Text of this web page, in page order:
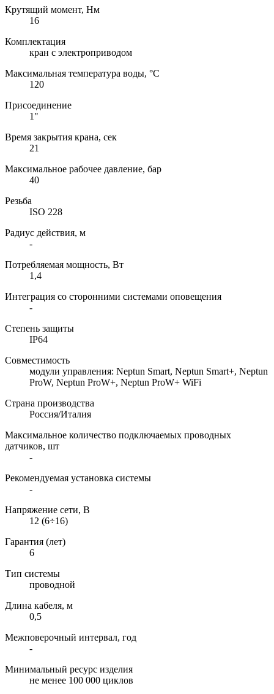
Крутящий момент, Нм
16
Комплектация
кран с электроприводом
Максимальная температура воды, °C
120
Присоединение
1"
Время закрытия крана, сек
21
Максимальное рабочее давление, бар
40
Резьба
ISO 228
Радиус действия, м
-
Потребляемая мощность, Вт
1,4
Интеграция со сторонними системами оповещения
-
Степень защиты
IP64
Совместимость
модули управления: Neptun Smart, Neptun Smart+, Neptun
ProW, Neptun ProW+, Neptun ProW+ WiFi
Страна производства
Россия/Италия
Максимальное количество подключаемых проводных
датчиков, шт
-
Рекомендуемая установка системы
-
Напряжение сети, В
12 (6÷16)
Гарантия (лет)
6
Тип системы
проводной
Длина кабеля, м
0,5
Межповерочный интервал, год
-
Минимальный ресурс изделия
не менее 100 000 циклов